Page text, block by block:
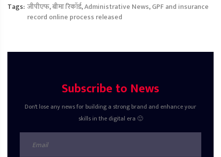
Tags: जीपीएफ,बीमा रिकॉर्ड,Administrative News,GPF and insurance
record online process released
Subscribe to News
Don't lose any news for building a strong brand and enhance your
skills in the digital era 🙂